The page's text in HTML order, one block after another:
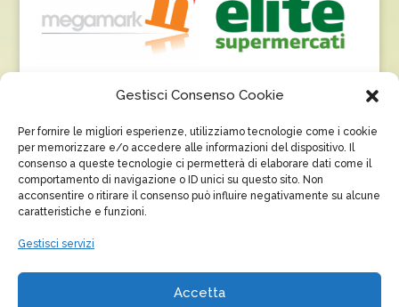
Gestisci Consenso Cookie
Per fornire le migliori esperienze, utilizziamo tecnologie come i cookie
per memorizzare e/o accedere alle informazioni del dispositivo. Il
consenso a queste tecnologie ci permetterà di elaborare dati come il
comportamento di navigazione o ID unici su questo sito. Non
acconsentire o ritirare il consenso può influire negativamente su alcune
caratteristiche e funzioni.
Gestisci servizi
Accetta